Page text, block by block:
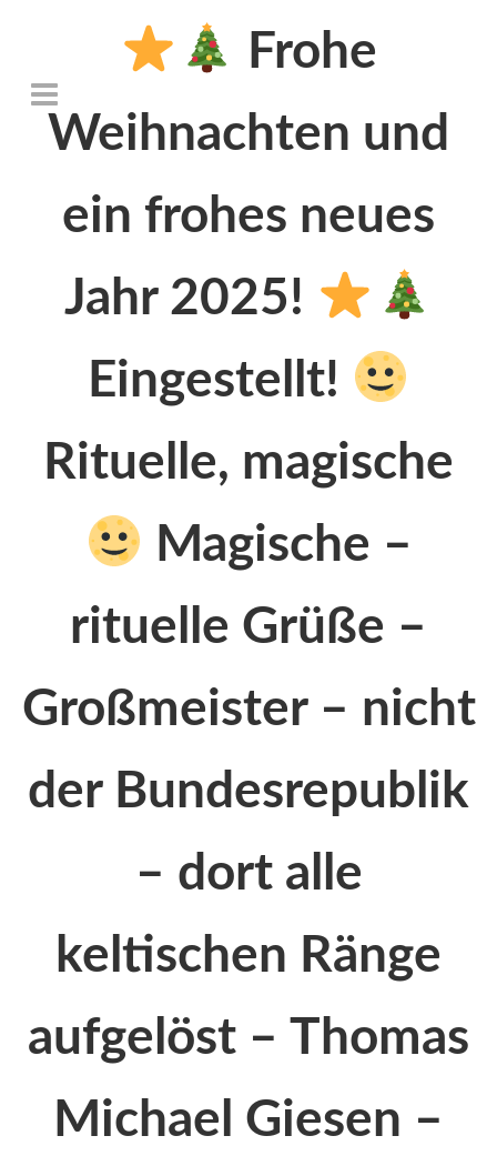
Frohe
Weihnachten und
ein frohes neues
Jahr 2025!
Eingestellt!
Rituelle, magische
Magische –
rituelle Grüße –
Großmeister – nicht
der Bundesrepublik
– dort alle
keltischen Ränge
aufgelöst – Thomas
Michael Giesen –